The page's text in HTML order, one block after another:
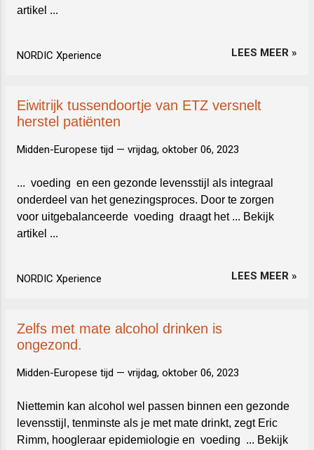
artikel ...
NORDIC Xperience LEES MEER »
Eiwitrijk tussendoortje van ETZ versnelt
herstel patiënten
Midden-Europese tijd — vrijdag, oktober 06, 2023
... voeding en een gezonde levensstijl als integraal
onderdeel van het genezingsproces. Door te zorgen
voor uitgebalanceerde voeding draagt het ... Bekijk
artikel ...
NORDIC Xperience LEES MEER »
Zelfs met mate alcohol drinken is
ongezond.
Midden-Europese tijd — vrijdag, oktober 06, 2023
Niettemin kan alcohol wel passen binnen een gezonde
levensstijl, tenminste als je met mate drinkt, zegt Eric
Rimm, hoogleraar epidemiologie en voeding ... Bekijk